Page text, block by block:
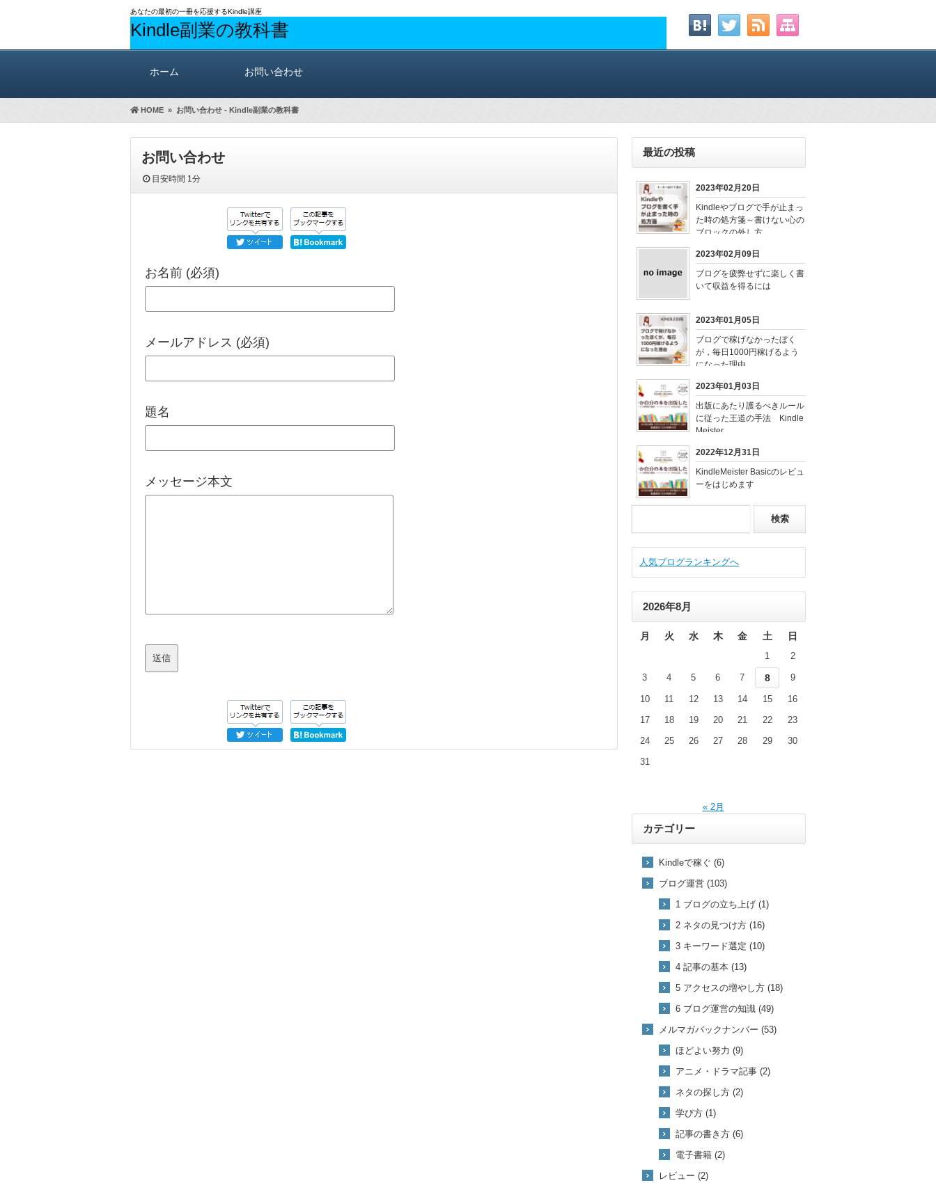
あなたの最初の一冊を応援するKindle講座
Kindle副業の教科書
ホーム お問い合わせ
HOME » お問い合わせ - Kindle副業の教科書
お問い合わせ
目安時間 1分
お名前 (必須)
メールアドレス (必須)
題名
メッセージ本文
最近の投稿
2023年02月20日
Kindleやブログで手が止まっ
た時の処方箋～書けない心の
ブロックの外し方
2023年02月09日
ブログを疲弊せずに楽しく書
いて収益を得るには
2023年01月05日
ブログで稼げなかったぼく
が，毎日1000円稼げるよう
になった理由
2023年01月03日
出版にあたり護るべきルール
に従った王道の手法 Kindle
Meister
2022年12月31日
KindleMeister Basicのレビュ
ーをはじめます
人気ブログランキングへ
2026年8月
月 火 水 木 金 土 日
1 2
3 4 5 6 7 8 9
10 11 12 13 14 15
16
17
18 19 20 21 22
23
24
25 26 27 28 29
30
31
« 2月
カテゴリー
Kindleで稼ぐ (6)
ブログ運営 (103)
1 ブログの立ち上げ (1)
2 ネタの見つけ方 (16)
3 キーワード選定 (10)
4 記事の基本 (13)
5 アクセスの増やし方 (18)
6 ブログ運営の知識 (49)
メルマガバックナンバー (53)
ほどよい努力 (9)
アニメ・ドラマ記事 (2)
ネタの探し方 (2)
学び方 (1)
記事の書き方 (6)
電子書籍 (2)
レビュー (2)